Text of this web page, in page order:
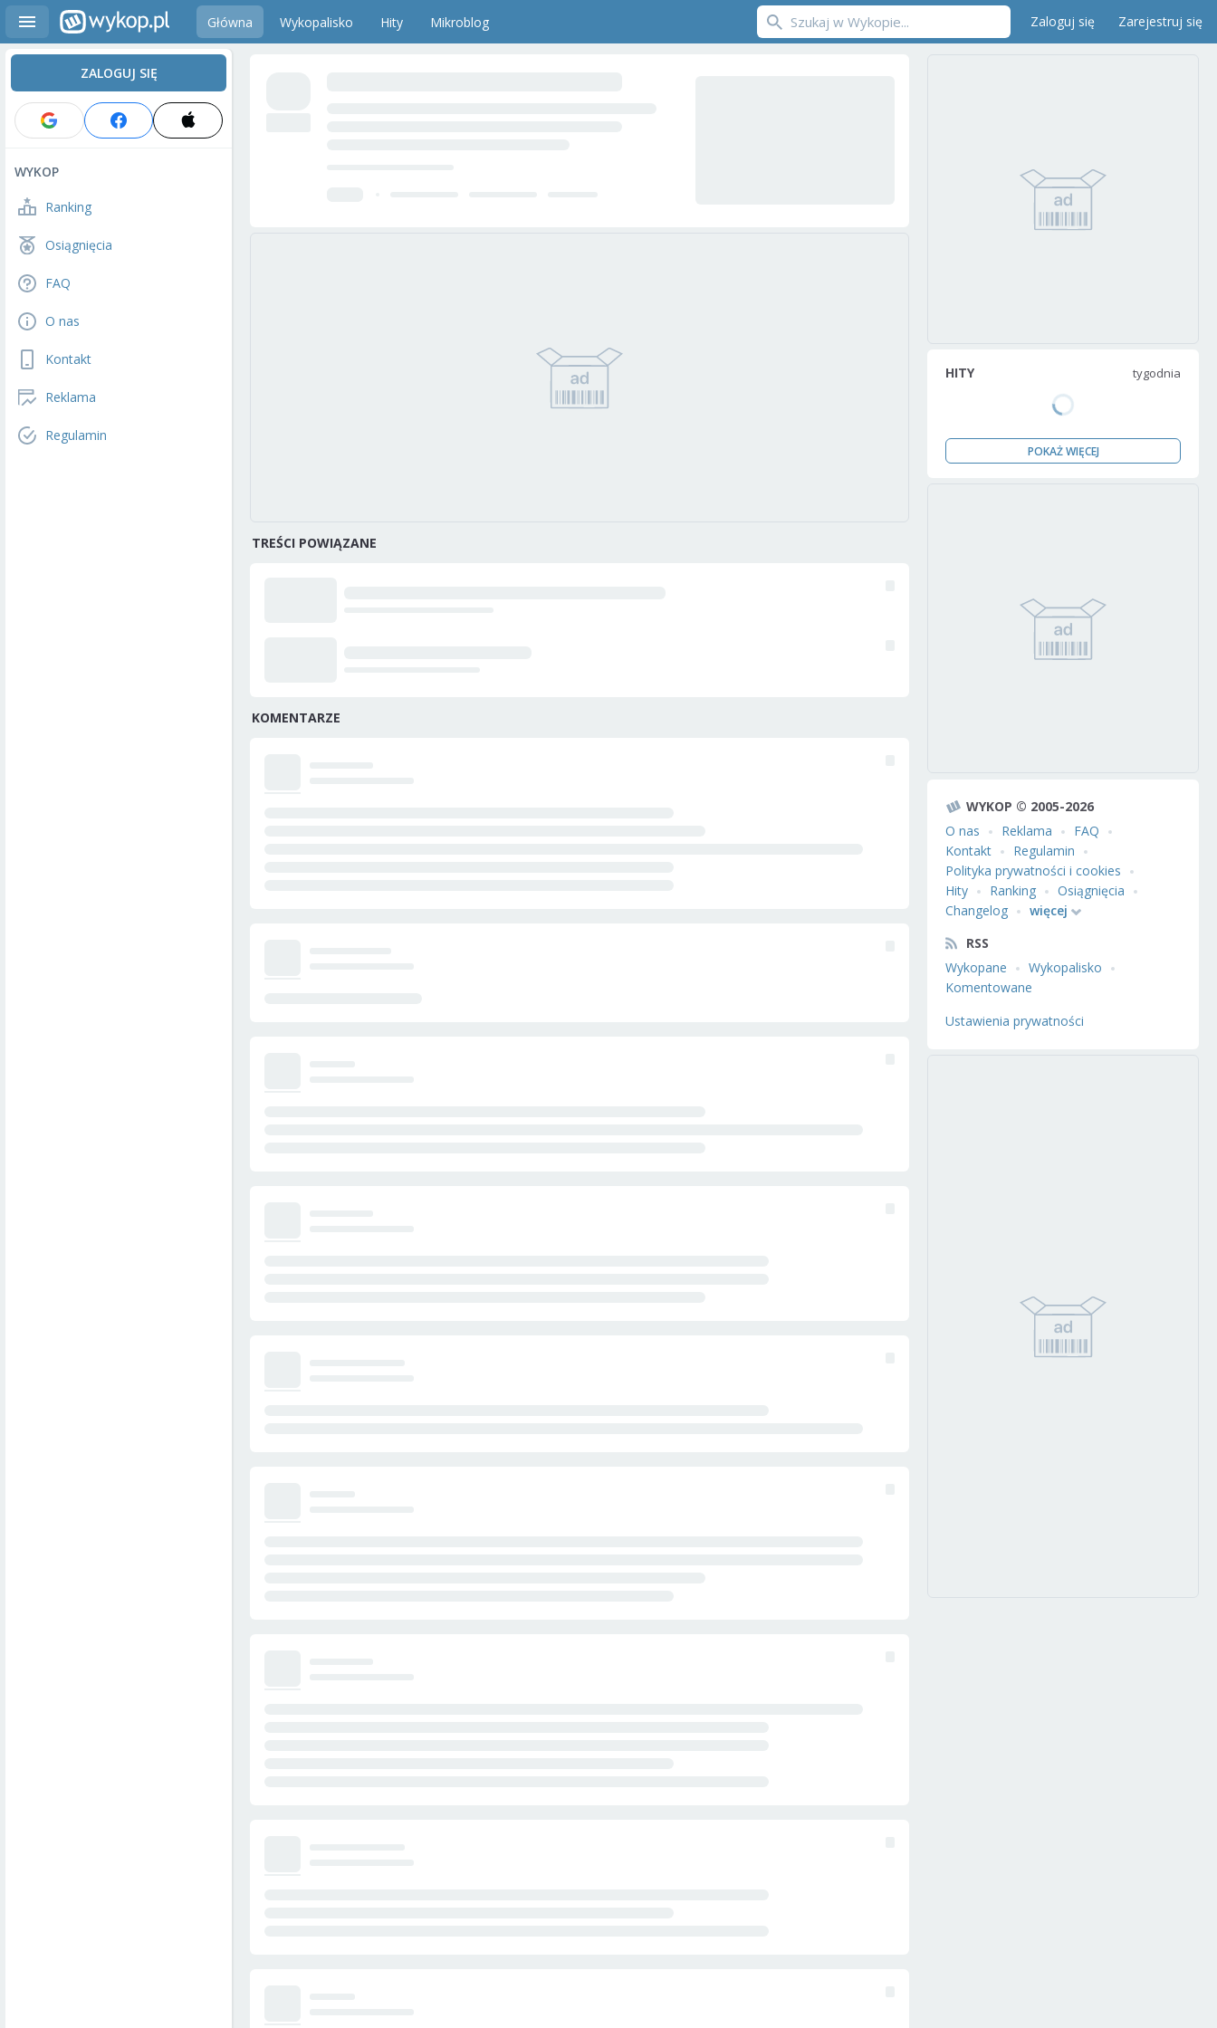
Główna Wykopalisko Hity Mikroblog Zaloguj się Zarejestruj się
ZALOGUJ SIĘ
WYKOP
Ranking
Osiągnięcia
FAQ
O nas
Kontakt
Reklama
Regulamin
TREŚCI POWIĄZANE
KOMENTARZE
HITY tygodnia
POKAŻ WIĘCEJ
WYKOP © 2005-2026
O nas
Reklama
FAQ
Kontakt
Regulamin
Polityka prywatności i cookies
Hity
Ranking
Osiągnięcia
Changelog
więcej
RSS
Wykopane
Wykopalisko
Komentowane
Ustawienia prywatności